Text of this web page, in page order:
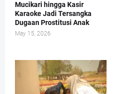
Mucikari hingga Kasir
Karaoke Jadi Tersangka
Dugaan Prostitusi Anak
May 15, 2026